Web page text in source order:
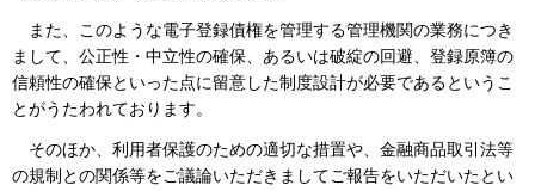
また、このような電子登録債権を管理する管理機関の業務につき
まして、公正性・中立性の確保、あるいは破綻の回避、登録原簿の
信頼性の確保といった点に留意した制度設計が必要であるというこ
とがうたわれております。
そのほか、利用者保護のための適切な措置や、金融商品取引法等
の規制との関係等をご議論いただきましてご報告をいただいたとい